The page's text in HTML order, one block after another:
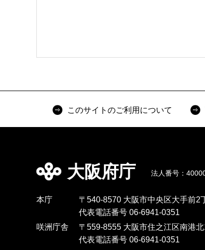
このサイトのご利用について
大阪府庁 法人番号：
本庁
〒540-8570 大阪市中央区大手前2
代表電話番号 06-6941-0351
咲洲庁舎
〒559-8555 大阪市住之江区南港
代表電話番号 06-6941-0351